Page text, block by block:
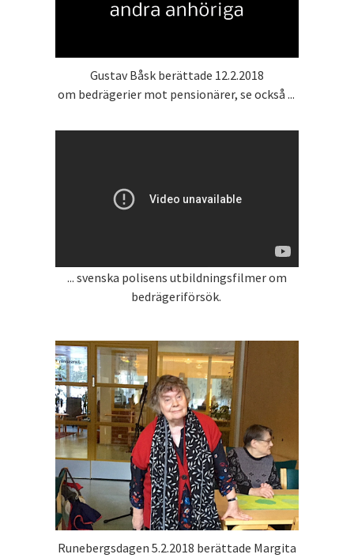
Gustav Båsk berättade 12.2.2018
om bedrägerier mot pensionärer, se också ...
... svenska polisens utbildningsfilmer om
bedrägeriförsök.
Runebergsdagen 5.2.2018 berättade Margita